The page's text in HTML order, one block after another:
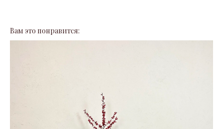
Вам это понравится: